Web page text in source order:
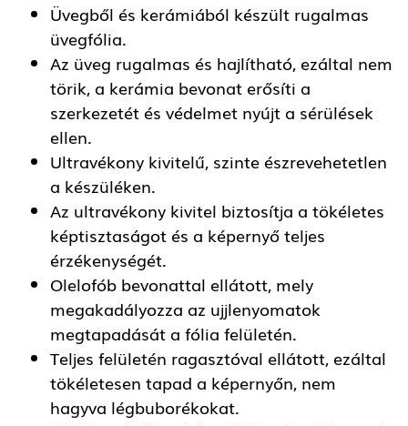
Üvegből és kerámiából készült rugalmas
üvegfólia.
Az üveg rugalmas és hajlítható, ezáltal nem
törik, a kerámia bevonat erősíti a
szerkezetét és védelmet nyújt a sérülések
ellen.
Ultravékony kivitelű, szinte észrevehetetlen
a készüléken.
Az ultravékony kivitel biztosítja a tökéletes
képtisztaságot és a képernyő teljes
érzékenységét.
Olelofób bevonattal ellátott, mely
megakadályozza az ujjlenyomatok
megtapadását a fólia felületén.
Teljes felületén ragasztóval ellátott, ezáltal
tökéletesen tapad a képernyőn, nem
hagyva légbuborékokat.